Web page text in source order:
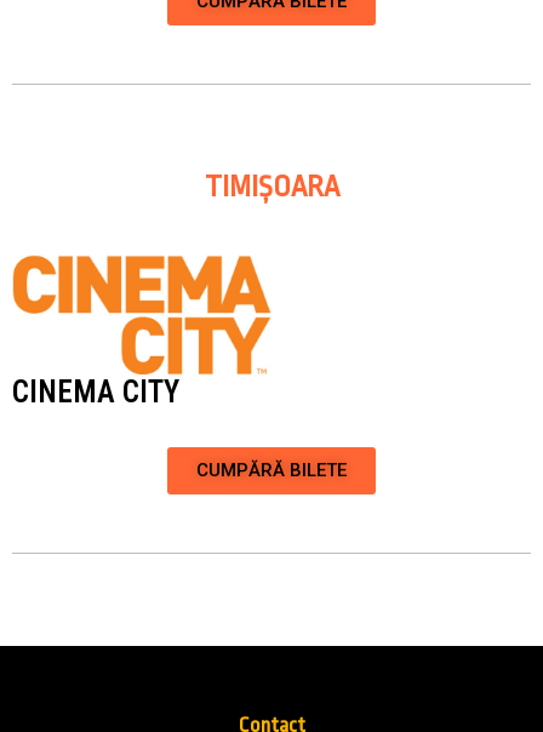
TIMIȘOARA
CINEMA CITY
CUMPĂRĂ BILETE
Contact